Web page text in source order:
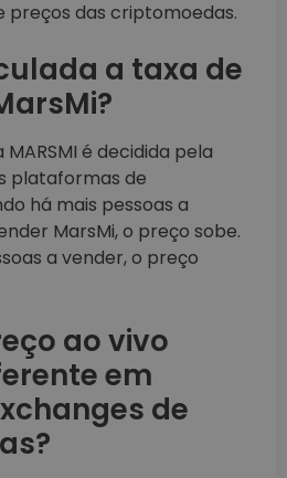
preços das criptomoedas.
a taxa de
é decidida pela
plataformas de
há mais pessoas a
MarsMi, o preço sobe.
a vender, o preço
ao vivo
em
de